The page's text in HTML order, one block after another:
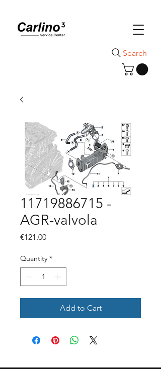
Search
11719886715 -
AGR-valvola
€121.00Price
Quantity *
Add to Cart